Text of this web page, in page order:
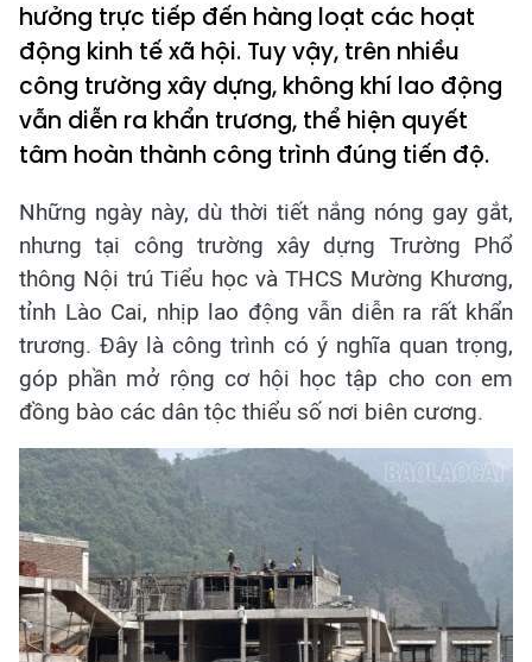
hưởng trực tiếp đến hàng loạt các hoạt
động kinh tế xã hội. Tuy vậy, trên nhiều
công trường xây dựng, không khí lao động
vẫn diễn ra khẩn trương, thể hiện quyết
tâm hoàn thành công trình đúng tiến độ.
Những ngày này, dù thời tiết nắng nóng gay gắt,
nhưng tại công trường xây dựng Trường Phổ
thông Nội trú Tiểu học và THCS Mường Khương,
tỉnh Lào Cai, nhịp lao động vẫn diễn ra rất khẩn
trương. Đây là công trình có ý nghĩa quan trọng,
góp phần mở rộng cơ hội học tập cho con em
đồng bào các dân tộc thiểu số nơi biên cương.